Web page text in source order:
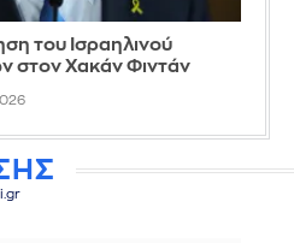
του Ισραηλινού
στον Χακάν Φιντάν